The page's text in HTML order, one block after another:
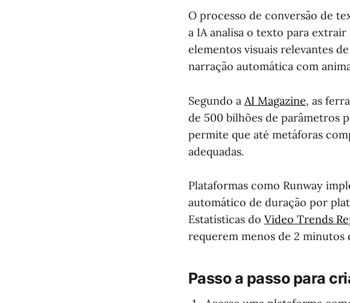
O processo de conversão de
a IA analisa o texto para
elementos visuais relevantes
narração automática com
Segundo a AI Magazine, as
de 500 bilhões de parâmetros
permite que até metáforas
adequadas.
Plataformas como Runway
automático de duração por
Estatísticas do Video Trends
requerem menos de 2 minutos
Passo a passo para